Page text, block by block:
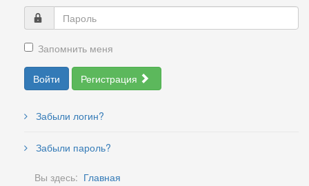
Запомнить меня
Войти Регистрация
Забыли логин?
Забыли пароль?
Вы здесь: Главная